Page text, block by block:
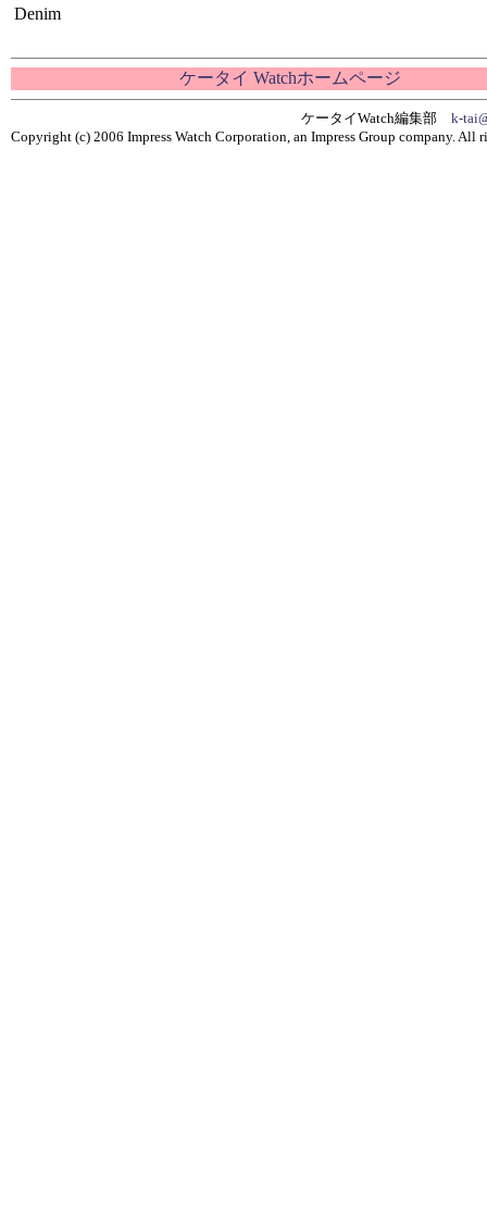
Denim
ケータイ Watchホームページ
ケータイWatch編集部 k-
Copyright (c) 2006 Impress Watch Corporation, an Impress Group company. All